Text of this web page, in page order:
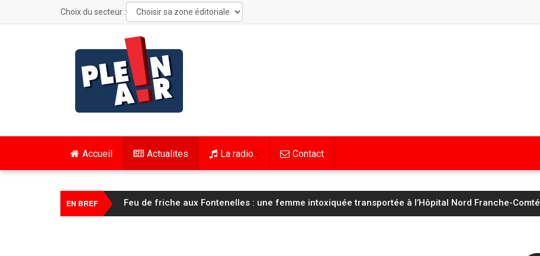
Choix du secteur :
Accueil Actualites La radio Contact
EN BREF FC Sochaux Montbéliard : Vincent Hognon lucide avant d’affronter un Saint‑Étienne « taillé pour la